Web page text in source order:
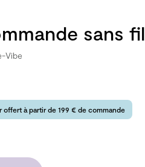
sans fil
Vibe
à partir de 199 € de commande